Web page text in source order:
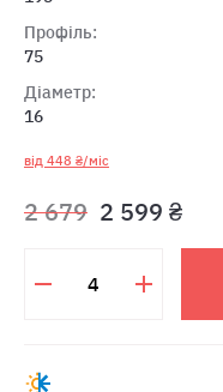
Профіль:
75
Діаметр:
16
від 448 ₴/міс
2 679 2 599 ₴